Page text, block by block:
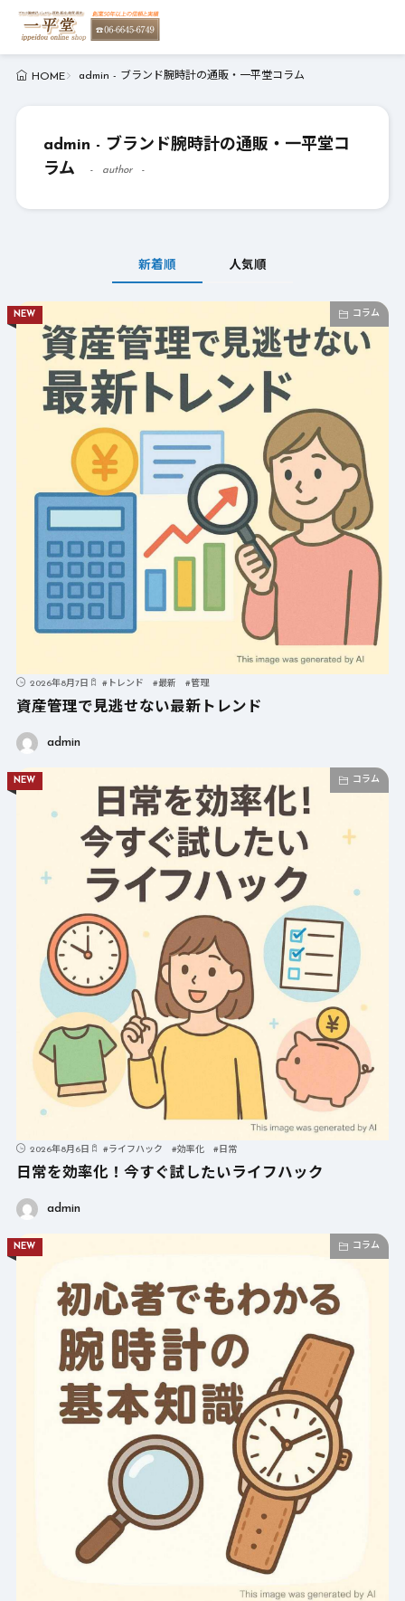
HOME admin - ブランド腕時計の通販・一平堂コラム
admin - ブランド腕時計の通販・一平堂コ
ラム
author
新着順 人気順
NEW コラム
2026年8月7日 #トレンド #最新 #管理
資産管理で見逃せない最新トレンド
admin
NEW コラム
2026年8月6日 #ライフハック #効率化 #日常
日常を効率化！今すぐ試したいライフハック
admin
NEW コラム